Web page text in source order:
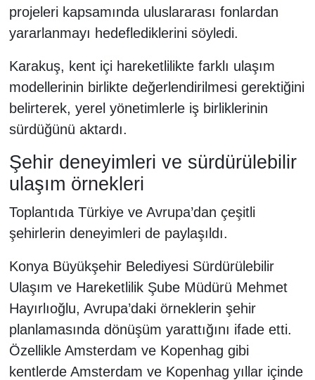
projeleri kapsamında uluslararası fonlardan
yararlanmayı hedeflediklerini söyledi.
Karakuş, kent içi hareketlilikte farklı ulaşım
modellerinin birlikte değerlendirilmesi gerektiğini
belirterek, yerel yönetimlerle iş birliklerinin
sürdüğünü aktardı.
Şehir deneyimleri ve sürdürülebilir
ulaşım örnekleri
Toplantıda Türkiye ve Avrupa’dan çeşitli
şehirlerin deneyimleri de paylaşıldı.
Konya Büyükşehir Belediyesi Sürdürülebilir
Ulaşım ve Hareketlilik Şube Müdürü Mehmet
Hayırlıoğlu, Avrupa’daki örneklerin şehir
planlamasında dönüşüm yarattığını ifade etti.
Özellikle Amsterdam ve Kopenhag gibi
kentlerde Amsterdam ve Kopenhag yıllar içinde